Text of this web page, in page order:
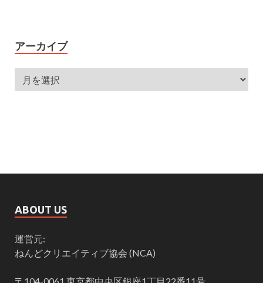
アーカイブ
ABOUT US
運営元:
ねんどクリエイティブ協会 (NCA)